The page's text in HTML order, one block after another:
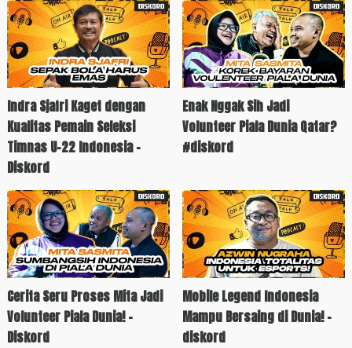
Indra Sjafri Kaget dengan
Kualitas Pemain Seleksi
Timnas U-22 Indonesia -
Diskord
Enak Nggak Sih Jadi
Volunteer Piala Dunia Qatar?
#diskord
Cerita Seru Proses Mita Jadi
Volunteer Piala Dunia! -
Diskord
Mobile Legend Indonesia
Mampu Bersaing di Dunia! -
diskord